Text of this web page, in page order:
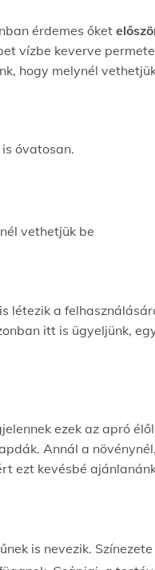
érdemes őket
vízbe keverve
hogy melynél
óvatosan.
vethetjük be
a
itt is ügyeljünk,
ezek az apró
Annál a
ezt kevésbé
is nevezik.